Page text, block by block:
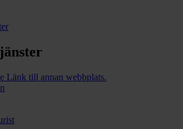
Länk till annan webbplats.